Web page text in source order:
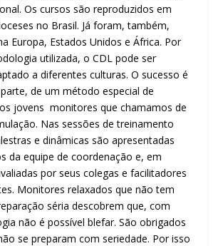
Os cursos são reproduzidos em
no Brasil. Já foram, também,
Europa, Estados Unidos e África. Por
utilizada, o CDL pode ser
a diferentes culturas. O sucesso é
de um método especial de
jovens monitores que chamamos de
Nas sessões de treinamento
e dinâmicas são apresentadas
da equipe de coordenação e, em
por seus colegas e facilitadores
Monitores relaxados que não tem
séria descobrem que, com
não é possível blefar. São obrigados
se preparam com seriedade. Por isso